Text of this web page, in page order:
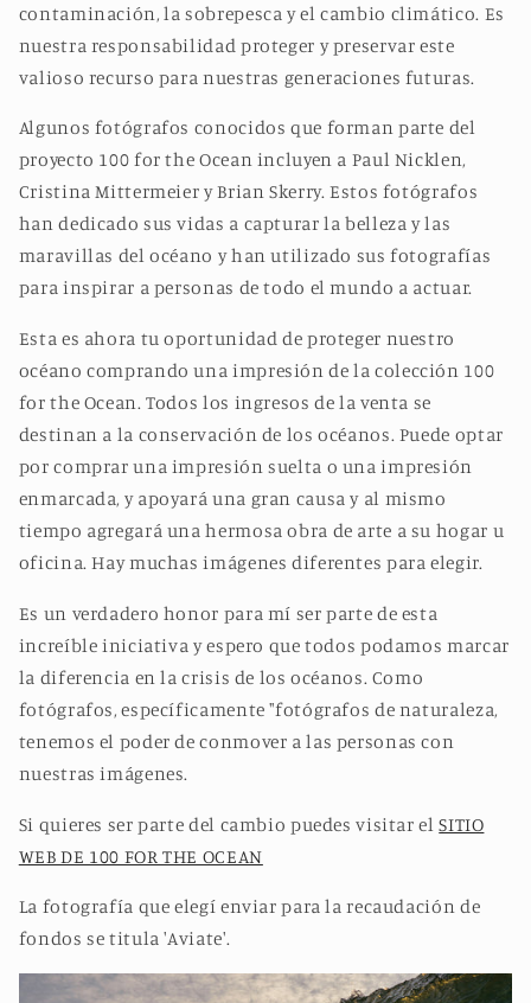
contaminación, la sobrepesca y el cambio climático. Es
nuestra responsabilidad proteger y preservar este
valioso recurso para nuestras generaciones futuras.
Algunos fotógrafos conocidos que forman parte del
proyecto 100 for the Ocean incluyen a Paul Nicklen,
Cristina Mittermeier y Brian Skerry. Estos fotógrafos
han dedicado sus vidas a capturar la belleza y las
maravillas del océano y han utilizado sus fotografías
para inspirar a personas de todo el mundo a actuar.
Esta es ahora tu oportunidad de proteger nuestro
océano comprando una impresión de la colección 100
for the Ocean. Todos los ingresos de la venta se
destinan a la conservación de los océanos. Puede optar
por comprar una impresión suelta o una impresión
enmarcada, y apoyará una gran causa y al mismo
tiempo agregará una hermosa obra de arte a su hogar u
oficina. Hay muchas imágenes diferentes para elegir.
Es un verdadero honor para mí ser parte de esta
increíble iniciativa y espero que todos podamos marcar
la diferencia en la crisis de los océanos. Como
fotógrafos, específicamente "fotógrafos de naturaleza,
tenemos el poder de conmover a las personas con
nuestras imágenes.
Si quieres ser parte del cambio puedes visitar elSITIO
WEB DE 100 FOR THE OCEAN
La fotografía que elegí enviar para la recaudación de
fondos se titula 'Aviate'.